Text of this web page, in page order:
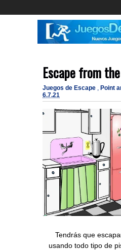
Escape from
Juegos de Escape , Point
6.7.21
Tendrás que
usando todo tipo de